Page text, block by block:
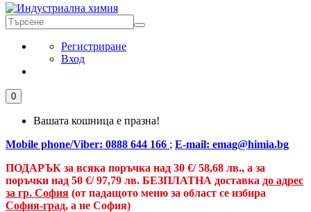
Регистриране
Вход
0
Вашата кошница е празна!
Mobile phone/Viber: 0888 644 166 ; E-mail: emag@himia.bg
ПОДАРЪК за всяка поръчка над 30 €/58,68 лв., а за
поръчки над 50 €/ 97,79 лв. БЕЗПЛАТНА доставка до адрес
за гр. София (от падащото меню за област се избира
София-град, а не София)